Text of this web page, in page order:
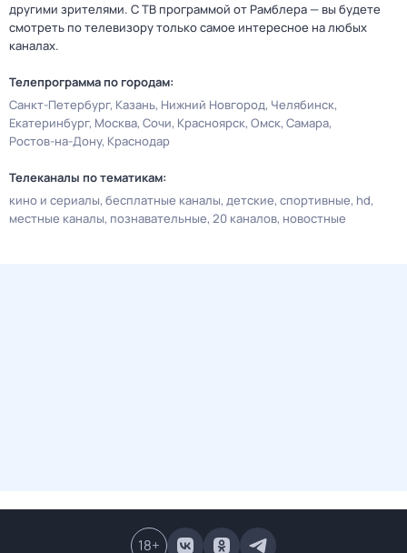
другими зрителями. С ТВ программой от Рамблера — вы будете
смотреть по телевизору только самое интересное на любых
каналах.
Телепрограмма по городам:
Санкт-Петербург Казань Нижний Новгород Челябинск
Екатеринбург Москва Сочи Красноярск Омск Самара
Ростов-на-Дону Краснодар
Телеканалы по тематикам:
кино и сериалы бесплатные каналы детские спортивные hd
местные каналы познавательные 20 каналов новостные
18+